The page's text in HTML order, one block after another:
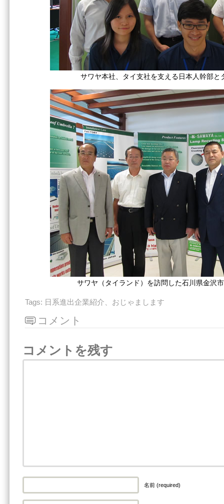
サワヤ本社、タイ支社を支える日本人幹部と
サワヤ（タイランド）を訪問した石川県金沢
Tags: 日系進出企業紹介、おじゃまします
コメント
コメントを残す
名前 (required)